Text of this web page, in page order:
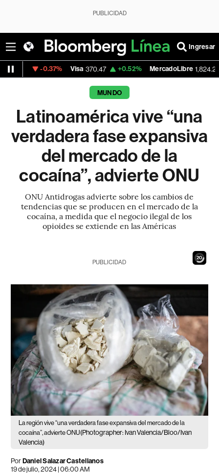
PUBLICIDAD
Ingresar
370.47 +0.52% MercadoLibre 1,824.26 -5.23%
MUNDO
Latinoamérica vive “una
verdadera fase expansiva
del mercado de la
cocaína”, advierte ONU
ONU Antidrogas advierte sobre los cambios de
tendencias que se producen en el mercado de la
cocaína, a medida que el negocio ilegal de los
opioides se extiende en las Américas
18
PUBLICIDAD
La región vive “una verdadera fase expansiva del mercado de la
cocaína”, advierte ONU(Photographer: Ivan Valencia/Bloo/Ivan
Valencia)
PorDaniel Salazar Castellanos
19 de julio, 2024 | 06:00 AM